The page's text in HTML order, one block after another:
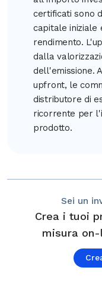
certificati sono
capitale iniziale
rendimento.
dalla
dell'emissione.
upfront, le
distributore di
ricorrente per
prodotto.
Sei un
Crea i tuoi
misura